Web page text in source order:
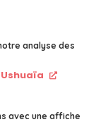
analyse des
Ushuaïa
avec une affiche